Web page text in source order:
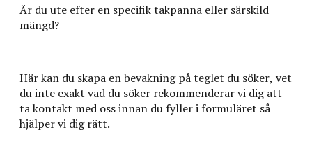
Är du ute efter en specifik takpanna eller särskild
mängd?
Här kan du skapa en bevakning på teglet du söker, vet
du inte exakt vad du söker rekommenderar vi dig att
ta kontakt med oss innan du fyller i formuläret så
hjälper vi dig rätt.